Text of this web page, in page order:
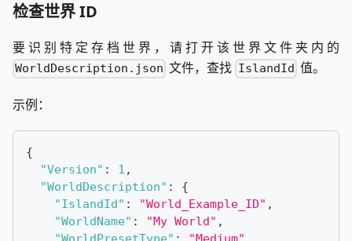
检查世界 ID
要识别特定存档世界，请打开该世界文件夹内的
WorldDescription.json 文件，查找 IslandId 值。
示例：
{
"Version" : 1 ,
"WorldDescription" :
{
"IslandId" : "World_Example_ID" ,
"WorldName" : "My World" ,